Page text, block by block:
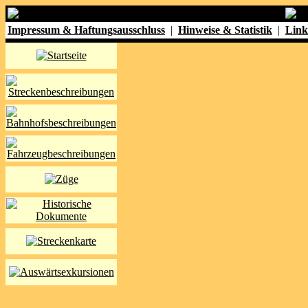
Impressum & Haftungsausschluss | Hinweise & Statistik |